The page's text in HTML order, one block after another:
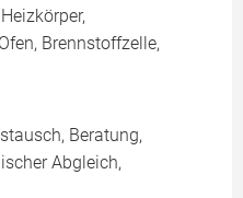
Brennstoffzelle,
Beratung,
Abgleich,